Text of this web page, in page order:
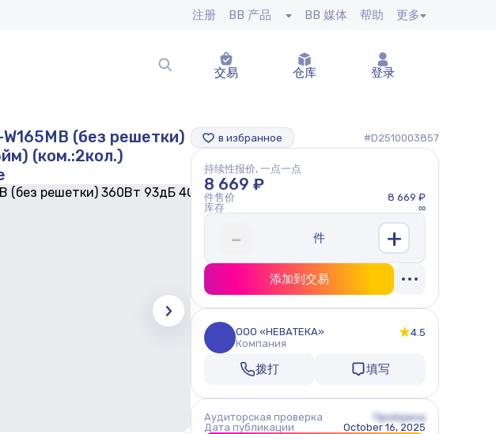
注册 BB 产品 BB 媒体 帮助 更多
交易
仓库 登录
(без решетки)
(ком.:2кол.)
в избранное #D2510003857
持续性报价, 一点一点
8 669 ₽
件售价
8 669 ₽
库存
∞
- 件 +
添加到交易
ООО «НЕВАТЕКА»
4.5
Компания
拨打 填写
Аудиторская проверка
Пройдена
Дата публикации
October 16, 2025